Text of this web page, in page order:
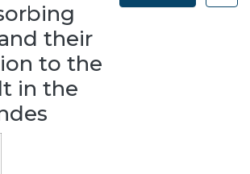
their
to the
in the